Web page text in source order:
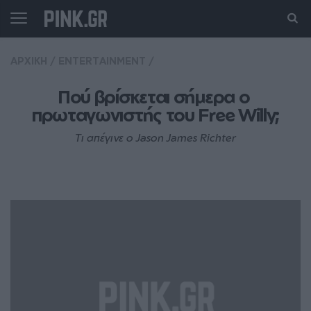
Πού βρίσκεται σήμερα ο
πρωταγωνιστής του Free Willy;
Tι απέγινε ο Jason James Richter